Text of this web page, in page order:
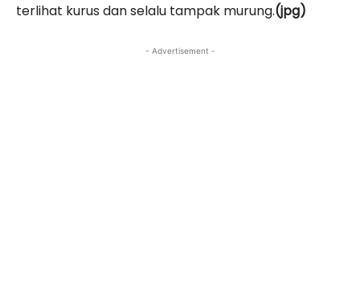
terlihat kurus dan selalu tampak murung.(jpg)
- Advertisement -